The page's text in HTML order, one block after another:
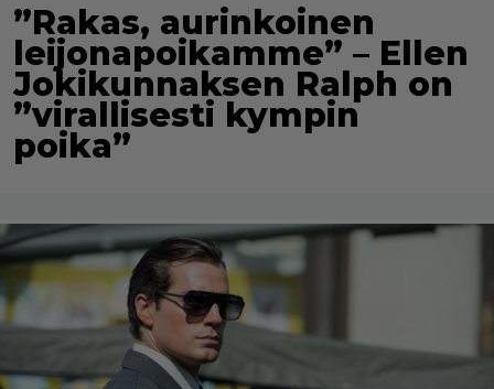
”Rakas, aurinkoinen
leijonapoikamme” – Ellen
Jokikunnaksen Ralph on
”virallisesti kympin
poika”